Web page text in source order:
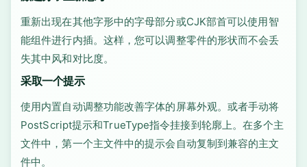
重新出现在其他字形中的字母部分或CJK部首可以使用智
能组件进行内插。这样，您可以调整零件的形状而不会丢
失其中风和对比度。
采取一个提示
使用内置自动调整功能改善字体的屏幕外观。或者手动将
PostScript提示和TrueType指令挂接到轮廓上。在多个主
文件中，第一个主文件中的提示会自动复制到兼容的主文
件中。